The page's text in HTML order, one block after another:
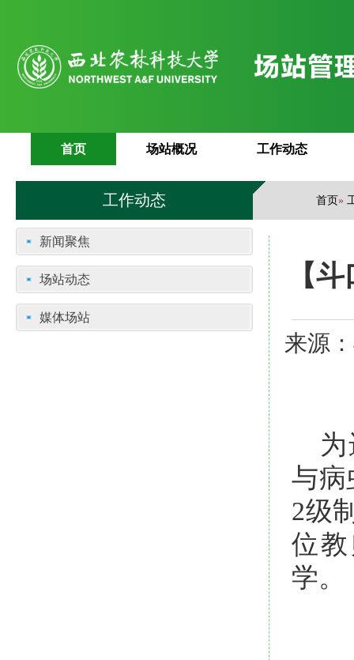
首页 场站概况 工作动态
工作动态 首页»
新闻聚焦
场站动态
媒体场站
【
来源
与病
2级
位
学。